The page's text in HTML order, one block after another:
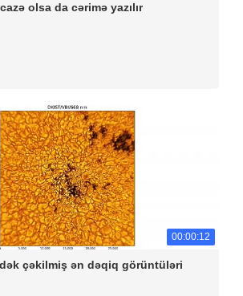
olsa da cərimə yazılır
00:00:12
çəkilmiş ən dəqiq görüntüləri